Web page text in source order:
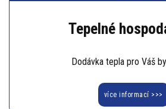
Tepelné
Dodávka tepla pro Váš
více informací >>>